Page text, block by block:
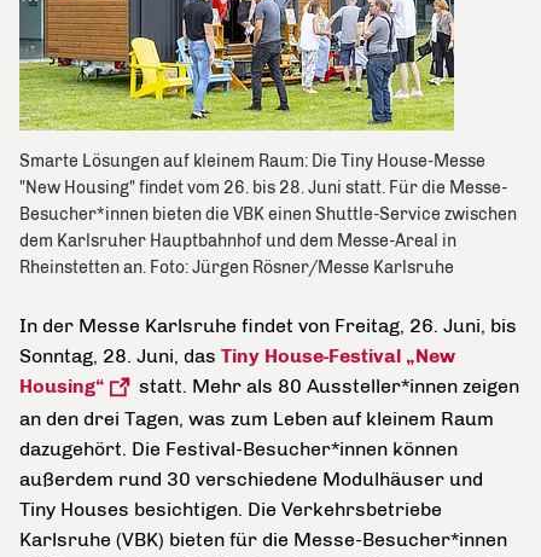
Smarte Lösungen auf kleinem Raum: Die Tiny House-Messe
"New Housing" findet vom 26. bis 28. Juni statt. Für die Messe-
Besucher*innen bieten die VBK einen Shuttle-Service zwischen
dem Karlsruher Hauptbahnhof und dem Messe-Areal in
Rheinstetten an. Foto: Jürgen Rösner/Messe Karlsruhe
In der Messe Karlsruhe findet von Freitag, 26. Juni, bis
Sonntag, 28. Juni, das Tiny House-Festival „New
Housing“
statt. Mehr als 80 Aussteller*innen zeigen
an den drei Tagen, was zum Leben auf kleinem Raum
dazugehört. Die Festival-Besucher*innen können
außerdem rund 30 verschiedene Modulhäuser und
Tiny Houses besichtigen. Die Verkehrsbetriebe
Karlsruhe (VBK) bieten für die Messe-Besucher*innen